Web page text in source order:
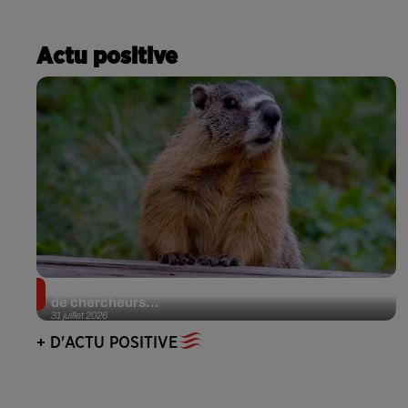
Actu positive
31 juillet 2026
de chercheurs...
+ D'ACTU POSITIVE